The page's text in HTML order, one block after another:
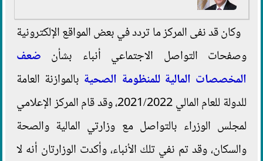
وكان قد نفى المركز ما تردد في بعض المواقع الإلكترونية
وصفحات التواصل الاجتماعي أنباء بشأن ضعف
المخصصات المالية للمنظومة الصحية بالموازنة العامة
للدولة للعام المالي 2021/2022، وقد قام المركز الإعلامي
لمجلس الوزراء بالتواصل مع وزارتي المالية والصحة
والسكان، وقد تم نفي تلك الأنباء، وأكدت الوزارتان أنه لا